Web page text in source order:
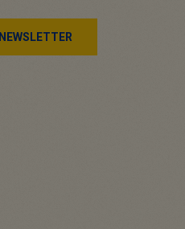
NEWSLETTER